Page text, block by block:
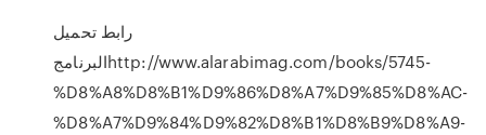
رابط تحميل
البرنامجhttp://www.alarabimag.com/books/5745-
%D8%A8%D8%B1%D9%86%D8%A7%D9%85%D8%AC-
%D8%A7%D9%84%D9%82%D8%B1%D8%B9%D8%A9-